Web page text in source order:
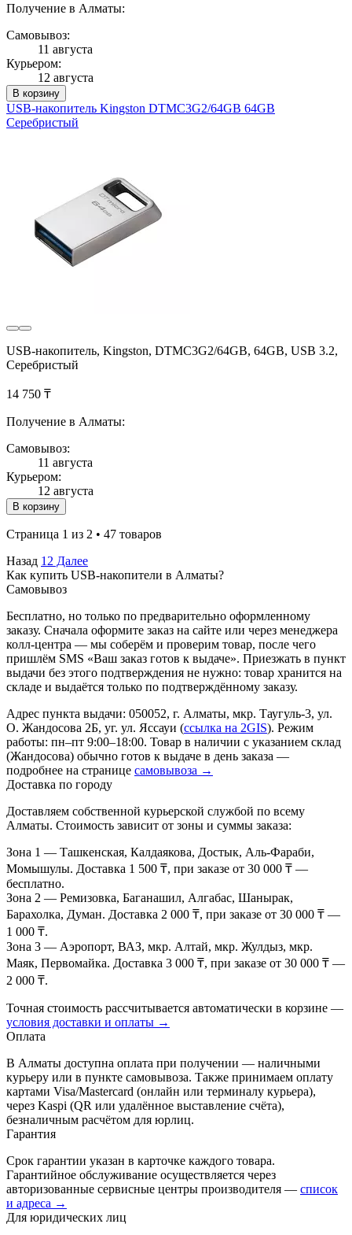
Получение в Алматы:
Самовывоз:
11 августа
Курьером:
12 августа
В корзину
USB-накопитель Kingston DTMC3G2/64GB 64GB
Серебристый
USB-накопитель, Kingston, DTMC3G2/64GB, 64GB, USB 3.2,
Серебристый
14 750 ₸
Получение в Алматы:
Самовывоз:
11 августа
Курьером:
12 августа
В корзину
Страница 1 из 2 • 47 товаров
Назад 1 2 Далее
Как купить USB-накопители в Алматы?
Самовывоз
Бесплатно, но только по предварительно оформленному
заказу. Сначала оформите заказ на сайте или через менеджера
колл-центра — мы соберём и проверим товар, после чего
пришлём SMS «Ваш заказ готов к выдаче». Приезжать в пункт
выдачи без этого подтверждения не нужно: товар хранится на
складе и выдаётся только по подтверждённому заказу.
Адрес пункта выдачи: 050052, г. Алматы, мкр. Таугуль-3, ул.
О. Жандосова 2Б, уг. ул. Яссауи (ссылка на 2GIS). Режим
работы: пн–пт 9:00–18:00. Товар в наличии с указанием склад
(Жандосова) обычно готов к выдаче в день заказа —
подробнее на странице самовывоза →
Доставка по городу
Доставляем собственной курьерской службой по всему
Алматы. Стоимость зависит от зоны и суммы заказа:
Зона 1 — Ташкенская, Калдаякова, Достык, Аль-Фараби,
Момышулы. Доставка 1 500 ₸, при заказе от 30 000 ₸ —
бесплатно.
Зона 2 — Ремизовка, Баганашил, Алгабас, Шанырак,
Барахолка, Думан. Доставка 2 000 ₸, при заказе от 30 000 ₸ —
1 000 ₸.
Зона 3 — Аэропорт, ВАЗ, мкр. Алтай, мкр. Жулдыз, мкр.
Маяк, Первомайка. Доставка 3 000 ₸, при заказе от 30 000 ₸ —
2 000 ₸.
Точная стоимость рассчитывается автоматически в корзине —
условия доставки и оплаты →
Оплата
В Алматы доступна оплата при получении — наличными
курьеру или в пункте самовывоза. Также принимаем оплату
картами Visa/Mastercard (онлайн или терминалу курьера),
через Kaspi (QR или удалённое выставление счёта),
безналичным расчётом для юрлиц.
Гарантия
Срок гарантии указан в карточке каждого товара.
Гарантийное обслуживание осуществляется через
авторизованные сервисные центры производителя — список
и адреса →
Для юридических лиц